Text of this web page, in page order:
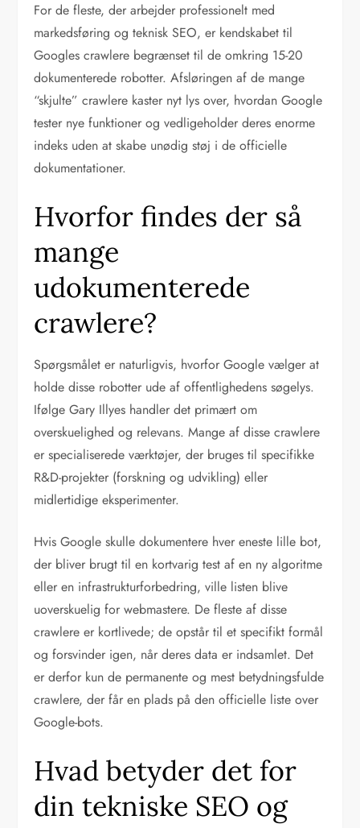
For de fleste, der arbejder professionelt med
markedsføring og teknisk SEO, er kendskabet til
Googles crawlere begrænset til de omkring 15-20
dokumenterede robotter. Afsløringen af de mange
“skjulte” crawlere kaster nyt lys over, hvordan Google
tester nye funktioner og vedligeholder deres enorme
indeks uden at skabe unødig støj i de officielle
dokumentationer.
Hvorfor findes der så
mange
udokumenterede
crawlere?
Spørgsmålet er naturligvis, hvorfor Google vælger at
holde disse robotter ude af offentlighedens søgelys.
Ifølge Gary Illyes handler det primært om
overskuelighed og relevans. Mange af disse crawlere
er specialiserede værktøjer, der bruges til specifikke
R&D-projekter (forskning og udvikling) eller
midlertidige eksperimenter.
Hvis Google skulle dokumentere hver eneste lille bot,
der bliver brugt til en kortvarig test af en ny algoritme
eller en infrastrukturforbedring, ville listen blive
uoverskuelig for webmastere. De fleste af disse
crawlere er kortlivede; de opstår til et specifikt formål
og forsvinder igen, når deres data er indsamlet. Det
er derfor kun de permanente og mest betydningsfulde
crawlere, der får en plads på den officielle liste over
Google-bots.
Hvad betyder det for
din tekniske SEO og